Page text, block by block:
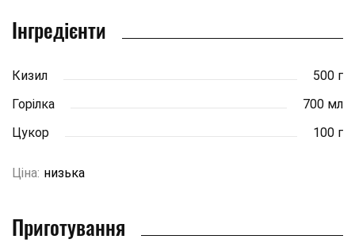
Інгредієнти
Кизил
500 г
Горілка
700 мл
Цукор
100 г
Ціна: низька
Приготування